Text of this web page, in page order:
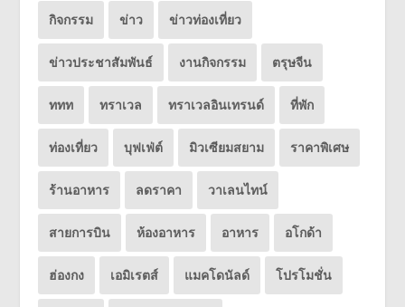
กิจกรรม ข่าว ข่าวท่องเที่ยว
ข่าวประชาสัมพันธ์ งานกิจกรรม ตรุษจีน
ททท ทราเวล ทราเวลอินเทรนด์ ที่พัก
ท่องเที่ยว บุฟเฟ่ต์ มิวเซียมสยาม ราคาพิเศษ
ร้านอาหาร ลดราคา วาเลนไทน์
สายการบิน ห้องอาหาร อาหาร อโกด้า
ฮ่องกง เอมิเรตส์ แมคโดนัลด์ โปรโมชั่น